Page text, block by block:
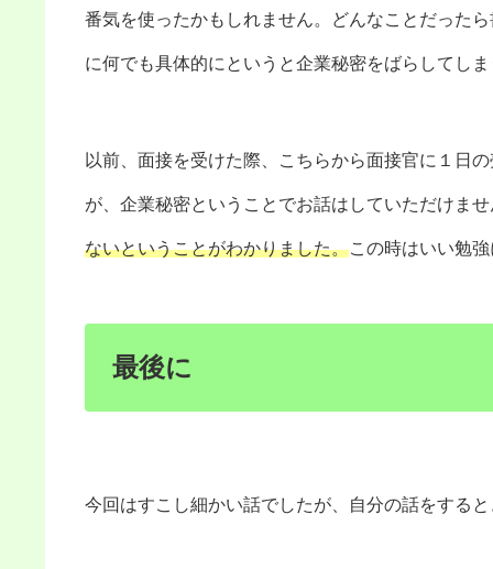
番気を使ったかもしれません。どんなことだった
に何でも具体的にというと企業秘密をばらしてし
以前、面接を受けた際、こちらから面接官に１日
が、企業秘密ということでお話はしていただけま
ないということがわかりました。この時はいい勉
最後に
今回はすこし細かい話でしたが、自分の話をする